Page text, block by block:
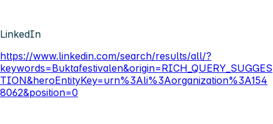
LinkedIn
https://www.linkedin.com/search/results/all/?
keywords=Buktafestivalen&origin=RICH_QUERY_SUGGES
TION&heroEntityKey=urn%3Ali%3Aorganization%3A154
8062&position=0